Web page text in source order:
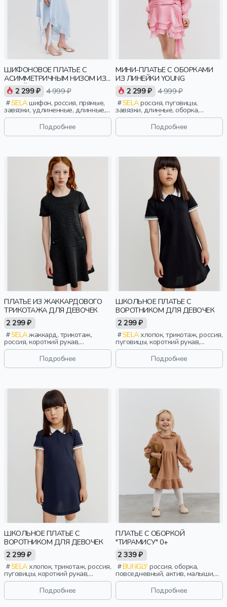
ШИФОНОВОЕ ПЛАТЬЕ С
АСИММЕТРИЧНЫМ НИЗОМ ИЗ
ЛИНЕЙКИ YOUNG
2 299 ₽ 4 999 ₽
SELAшифон, россия, прямые,
завязки, удлиненные, длинные,
прилегающие, воланы, тонкие,
девочки, старшеклассники, дети
Подробнее
МИНИ-ПЛАТЬЕ С ОБОРКАМИ
ИЗ ЛИНЕЙКИ YOUNG
2 299 ₽ 4 999 ₽
SELAроссия, пуговицы,
завязки, длинные, оборка,
манжета, свободные, вырез,
круглый вырез, пояс, сборки,
девочки, старшеклассники, дети
Подробнее
ПЛАТЬЕ ИЗ ЖАККАРДОВОГО
ТРИКОТАЖА ДЛЯ ДЕВОЧЕК
2 299 ₽
SELAжаккард, трикотаж,
россия, короткий рукав,
короткие, застежка, школа,
прорези, вырез, круглый вырез,
клеш, девочки, дети
Подробнее
ШКОЛЬНОЕ ПЛАТЬЕ С
ВОРОТНИКОМ ДЛЯ ДЕВОЧЕК
2 299 ₽
SELAхлопок, трикотаж, россия,
пуговицы, короткий рукав,
полоски, короткие, застежка,
ворот, школа, манжета, воротник,
девочки, детиПодробнее
ШКОЛЬНОЕ ПЛАТЬЕ С
ВОРОТНИКОМ ДЛЯ ДЕВОЧЕК
2 299 ₽
SELAхлопок, трикотаж, россия,
пуговицы, короткий рукав,
полоски, короткие, застежка,
ворот, школа, манжета, воротник,
девочки, детиПодробнее
ПЛАТЬЕ С ОБОРКОЙ
"ТИРАМИСУ" 0+
2 339 ₽
BUNGLYроссия, оборка,
повседневный, актив, малыши,
дети
Подробнее